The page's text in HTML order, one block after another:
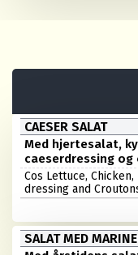
CAESER SALAT
Med hjertesalat,
caeserdressing
Cos Lettuce,
dressing and
SALAT MED